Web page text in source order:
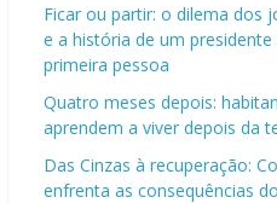
Ficar ou partir: o dilema dos
e a história de um
primeira pessoa
Quatro meses depois:
aprendem a viver depois da
Das Cinzas à recuperação:
enfrenta as consequências